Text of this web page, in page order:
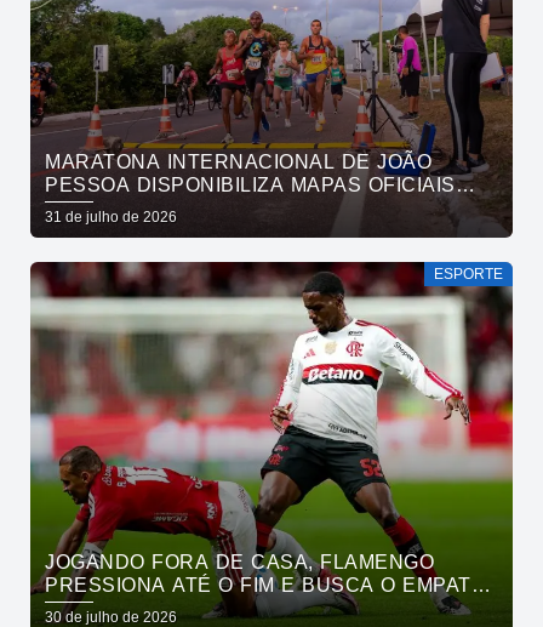
MARATONA INTERNACIONAL DE JOÃO
PESSOA DISPONIBILIZA MAPAS OFICIAIS
DAS PROVAS E ORIENTA ATLETAS SOBRE
TRAJETOS
31 de julho de 2026
ESPORTE
JOGANDO FORA DE CASA, FLAMENGO
PRESSIONA ATÉ O FIM E BUSCA O EMPATE
PELO BRASILEIRÃO
30 de julho de 2026